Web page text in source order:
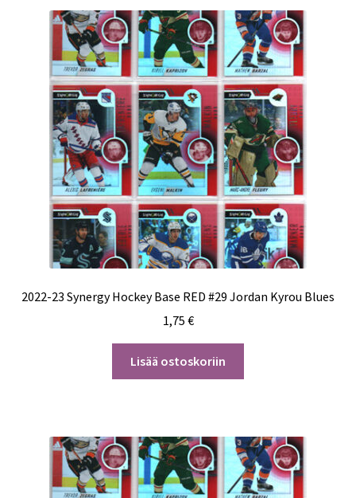
2022-23 Synergy Hockey Base RED #29 Jordan Kyrou Blues
1,75 €
Lisää ostoskoriin